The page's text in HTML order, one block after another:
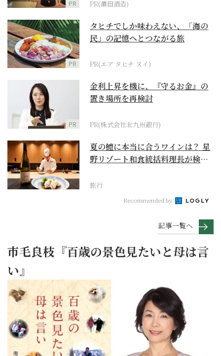
PR PR(濵田酒造)
PR
タヒチでしか味わえない、「海の
民」の記憶へとつながる旅
PR(エア タヒチ ヌイ)
PR
金利上昇を機に、『守るお金』の
置き場所を再検討
PR(株式会社北九州銀行)
夏の鱧に本当に合うワインは？ 星
野リゾート和食統括料理長が検証
旅行
Recommended by
記事一覧へ
市毛良枝『百歳の景色見たいと母は言
い』